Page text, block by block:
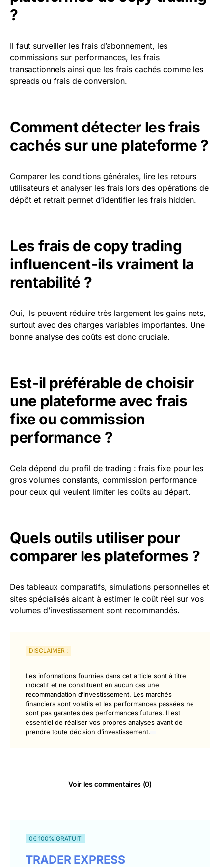
?
Il faut surveiller les frais d’abonnement, les
commissions sur performances, les frais
transactionnels ainsi que les frais cachés comme les
spreads ou frais de conversion.
Comment détecter les frais
cachés sur une plateforme ?
Comparer les conditions générales, lire les retours
utilisateurs et analyser les frais lors des opérations de
dépôt et retrait permet d’identifier les frais hidden.
Les frais de copy trading
influencent-ils vraiment la
rentabilité ?
Oui, ils peuvent réduire très largement les gains nets,
surtout avec des charges variables importantes. Une
bonne analyse des coûts est donc cruciale.
Est-il préférable de choisir
une plateforme avec frais
fixe ou commission
performance ?
Cela dépend du profil de trading : frais fixe pour les
gros volumes constants, commission performance
pour ceux qui veulent limiter les coûts au départ.
Quels outils utiliser pour
comparer les plateformes ?
Des tableaux comparatifs, simulations personnelles et
sites spécialisés aidant à estimer le coût réel sur vos
volumes d’investissement sont recommandés.
DISCLAIMER :
Les informations fournies dans cet article sont à titre
indicatif et ne constituent en aucun cas une
recommandation d’investissement. Les marchés
financiers sont volatils et les performances passées ne
sont pas garantes des performances futures. Il est
essentiel de réaliser vos propres analyses avant de
prendre toute décision d’investissement.
Voir les commentaires (0)
0€100% GRATUIT
TRADER EXPRESS